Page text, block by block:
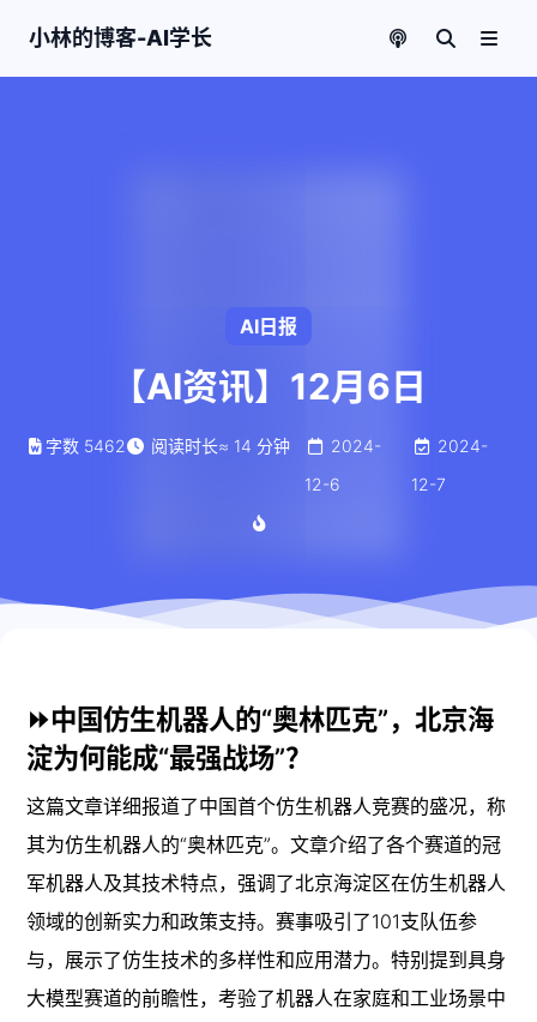
小林的博客-AI学长
AI日报
【AI资讯】12月6日
字数 5462 阅读时长≈ 14 分钟
2024-
12-6
2024-
12-7
⏩中国仿生机器人的“奥林匹克”，北京海
淀为何能成“最强战场”？
这篇文章详细报道了中国首个仿生机器人竞赛的盛况，称
其为仿生机器人的“奥林匹克”。文章介绍了各个赛道的冠
军机器人及其技术特点，强调了北京海淀区在仿生机器人
领域的创新实力和政策支持。赛事吸引了101支队伍参
与，展示了仿生技术的多样性和应用潜力。特别提到具身
大模型赛道的前瞻性，考验了机器人在家庭和工业场景中